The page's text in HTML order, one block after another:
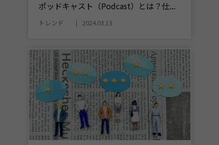
ポッドキャスト（Podcast）とは？仕...
トレンド 2024.03.13